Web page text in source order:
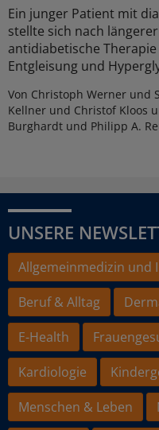
Ein junger Patient mit
stellte sich nach
antidiabetische
Entgleisung und
Von Christoph Werner und
Kellner und Christof Kloos
Burghardt und Philipp A.
UNSERE
Allgemeinmedizin und
Beruf & Alltag
E-Health
Kardiologie
Menschen & Leben